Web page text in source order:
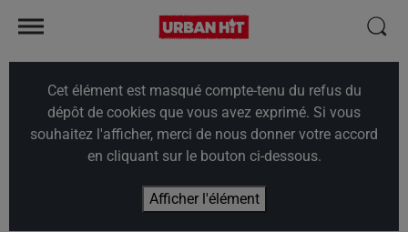
Cet élément est masqué compte-tenu du refus du
dépôt de cookies que vous avez exprimé. Si vous
souhaitez l'afficher, merci de nous donner votre accord
en cliquant sur le bouton ci-dessous.
Afficher l'élément